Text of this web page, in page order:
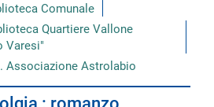
Comunale
Quartiere Vallone
Varesi"
Associazione Astrolabio